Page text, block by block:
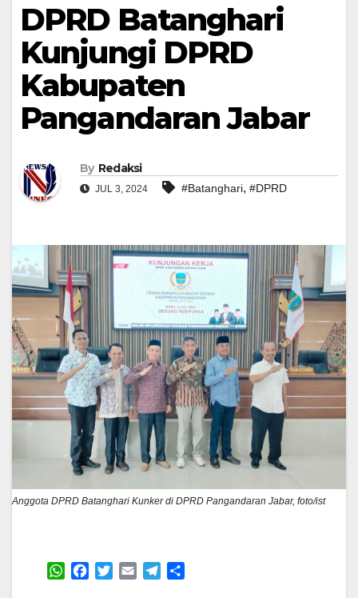
DPRD Batanghari
Kunjungi DPRD
Kabupaten
Pangandaran Jabar
By Redaksi
JUL 3, 2024 #Batanghari, #DPRD
Anggota DPRD Batanghari Kunker di DPRD Pangandaran Jabar, foto/ist
W